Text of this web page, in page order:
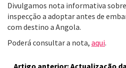
Divulgamos nota informativa
inspecção a adoptar antes de
com destino a Angola.
Poderá consultar a nota, aqui.